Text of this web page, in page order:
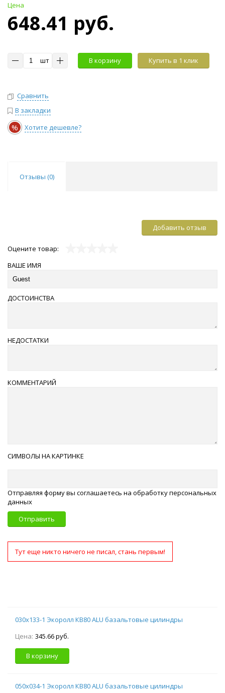
Цена
648.41 руб.
шт В корзину Купить в 1 клик
Сравнить
В закладки
% Хотите дешевле?
Отзывы (0)
Добавить отзыв
Оцените товар:
ВАШЕ ИМЯ
ДОСТОИНСТВА
НЕДОСТАТКИ
КОММЕНТАРИЙ
СИМВОЛЫ НА КАРТИНКЕ
Отправляя форму вы соглашаетесь на обработку персональных
данных
Отправить
Тут еще никто ничего не писал, стань первым!
030х133-1 Экоролл КВ80 ALU базальтовые цилиндры
Цена: 345.66 руб.
В корзину
050х034-1 Экоролл КВ80 ALU базальтовые цилиндры